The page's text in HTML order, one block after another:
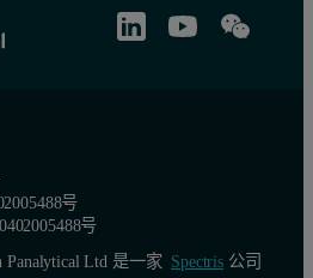
号
Ltd 是一家 Spectris公司